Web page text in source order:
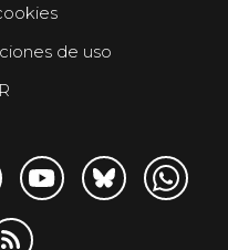
de uso